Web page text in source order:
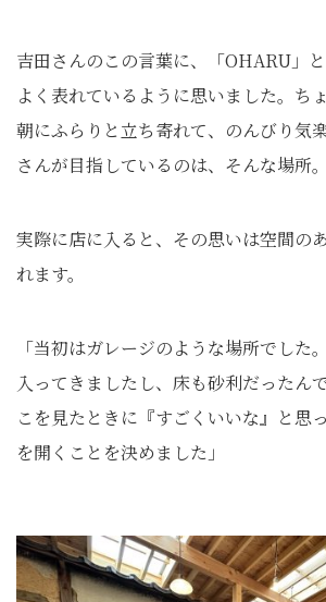
吉田さんのこの言葉に、「OHARU」
よく表れているように思いました。ち
朝にふらりと立ち寄れて、のんびり気
さんが目指しているのは、そんな場所。
実際に店に入ると、その思いは空間の
れます。
「当初はガレージのような場所でした
入ってきましたし、床も砂利だったん
こを見たときに『すごくいいな』と思
を開くことを決めました」